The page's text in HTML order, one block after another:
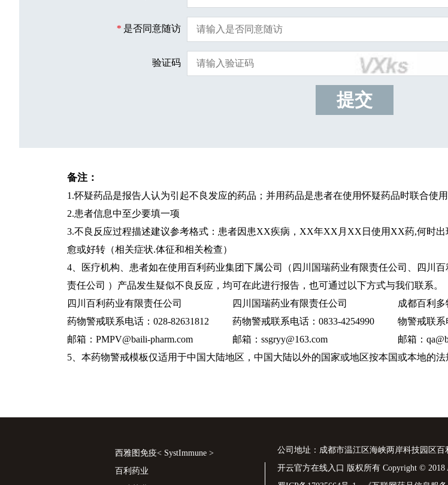
* 是否同意随访
验证码
提交
备注：
1.怀疑药品是报告人认为引起不良发应的药品；并用药品是患者在使用怀疑药品时联合使
2.患者信息中至少要填一项
3.不良反应过程描述建议参考格式：患者因患XX疾病，XX年XX月XX日使用XX药,何时
愈或好转（相关症状.体征和相关检查）
4、医疗机构、患者如在使用百利药业集团下属公司（四川国瑞药业有限责任公司、四川
责任公司 ）产品发生疑似不良反应，均可在此进行报告，也可通过以下方式与我们联系。
四川百利药业有限责任公司
药物警戒联系电话：028-82631812
邮箱：PMPV@baili-pharm.com
四川国瑞药业有限责任公司
药物警戒联系电话：0833-4254990
邮箱：ssgryy@163.com
成都百利
物警戒联系
邮箱：
5、本药物警戒模板仅适用于中国大陆地区，中国大陆以外的国家或地区按本国或本地的
西雅图免疫< SystImmune >
百利药业
公司地址：成都市温江区海峡两岸科技园区百
开云官方在线入口 版权所有 Copyright © 2018